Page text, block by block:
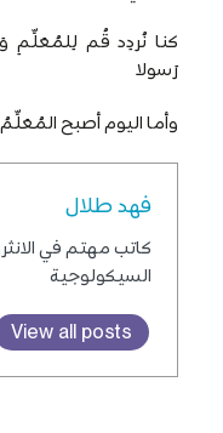
كنا نُردِد قُم لِلمُعَلِّمِ
رَسولا
وأما اليوم أصبح
فهد طلال
كاتب مهتم في
السيكولوجية
View all posts